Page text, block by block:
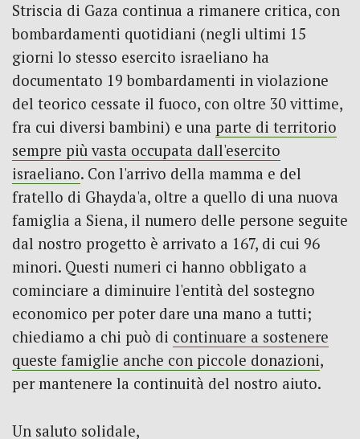
Striscia di Gaza continua a rimanere critica, con
bombardamenti quotidiani (negli ultimi 15
giorni lo stesso esercito israeliano ha
documentato 19 bombardamenti in violazione
del teorico cessate il fuoco, con oltre 30 vittime,
fra cui diversi bambini) e una parte di territorio
sempre più vasta occupata dall'esercito
israeliano. Con l'arrivo della mamma e del
fratello di Ghayda'a, oltre a quello di una nuova
famiglia a Siena, il numero delle persone seguite
dal nostro progetto è arrivato a 167, di cui 96
minori. Questi numeri ci hanno obbligato a
cominciare a diminuire l'entità del sostegno
economico per poter dare una mano a tutti;
chiediamo a chi può di continuare a sostenere
queste famiglie anche con piccole donazioni,
per mantenere la continuità del nostro aiuto.
Un saluto solidale,